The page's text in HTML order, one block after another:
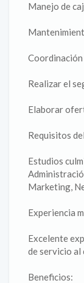
Manejo de
Coordinación
Realizar el
Elaborar
Requisitos
Estudios
Marketing,
Experiencia
Excelente
de servicio al
Beneficios: